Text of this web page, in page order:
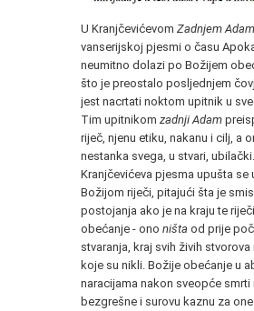
U Kranjčevićevom Zadnjem
vanserijskoj pjesmi o času
neumitno dolazi po Božijem
što je preostalo posljednjem
jest nacrtati noktom upitnik u
Tim upitnikom zadnji Adam
riječ, njenu etiku, nakanu i cilj, a
nestanka svega, u stvari, ubilački.
Kranjčevićeva pjesma upušta se
Božijom riječi, pitajući šta je
postojanja ako je na kraju te
obećanje - ono ništa od prije
stvaranja, kraj svih živih stvorova
koje su nikli. Božije obećanje u
naracijama nakon sveopće smrti
bezgrešne i surovu kaznu za one